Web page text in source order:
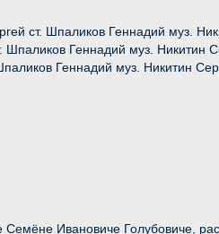
ст. Шпаликов Геннадий муз.
Геннадий муз. Никитин
Геннадий муз. Никитин
Ивановиче Голубовиче,